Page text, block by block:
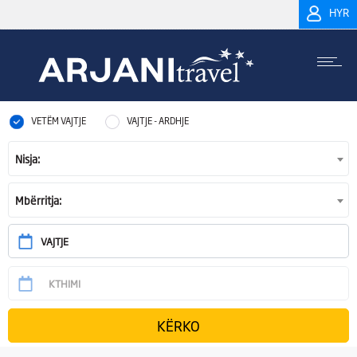
HYR
VETËM VAJTJE VAJTJE - ARDHJE
Nisja:
Mbërritja: